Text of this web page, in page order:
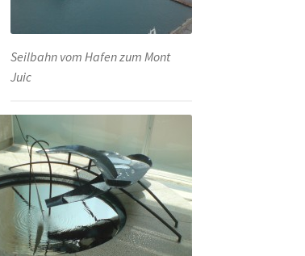
Seilbahn vom Hafen zum Mont
Juic